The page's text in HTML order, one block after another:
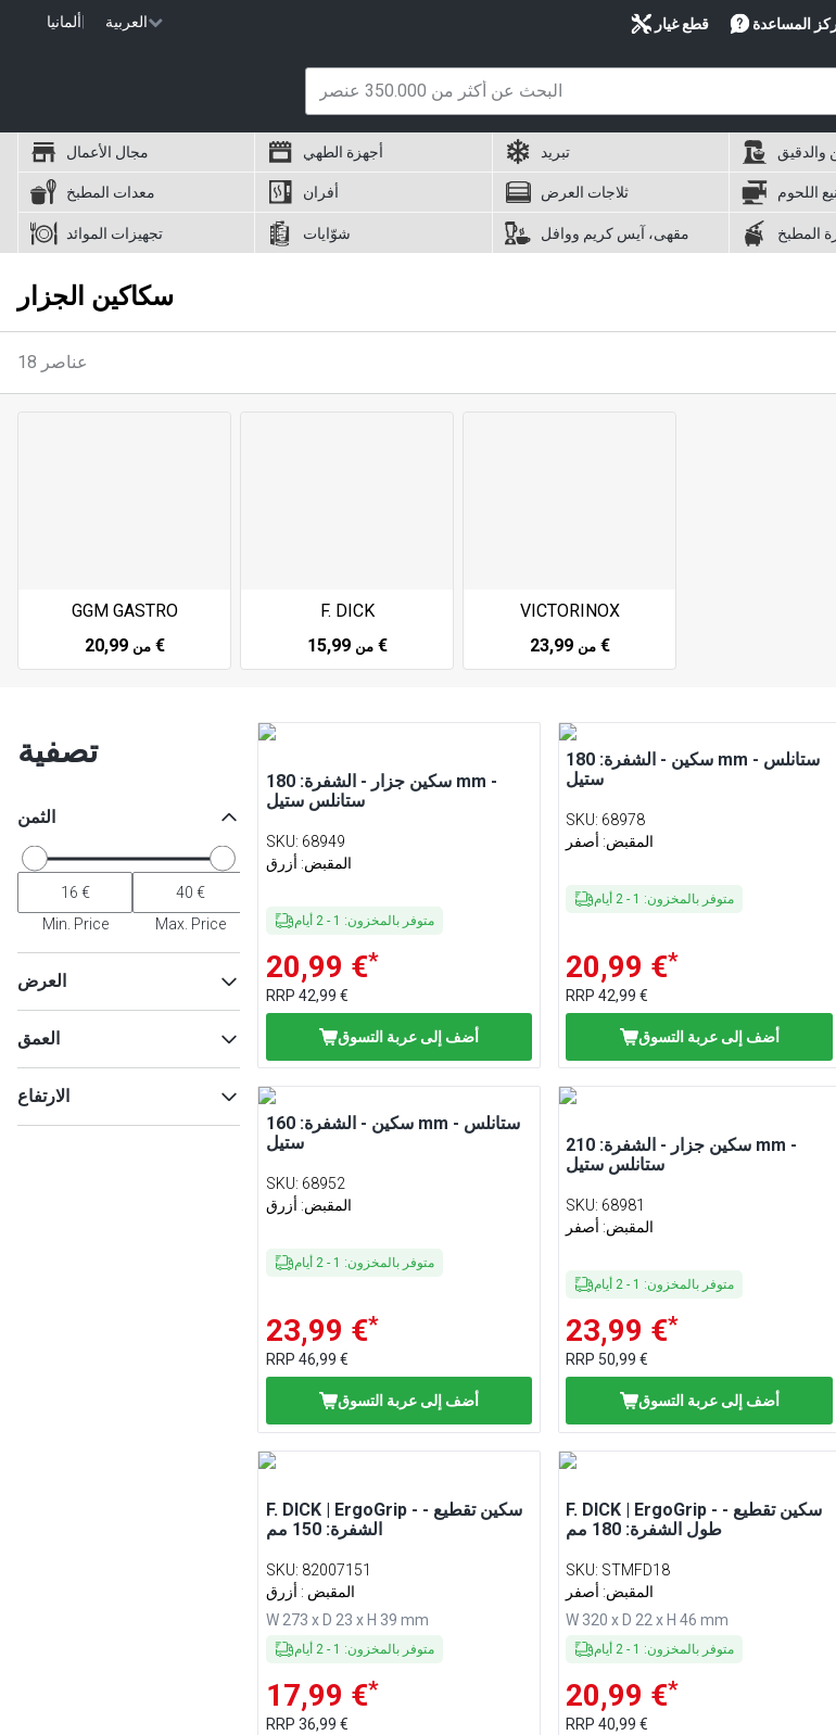
ألمانيا العربية قطع غيار المساعدة
مجال الأعمال أجهزة الطهي تبريد والدقيق
معدات المطبخ أفران ثلاجات العرض اللحوم
تجهيزات الموائد شوّايات مقهى، آيس كريم ووافل المطبخ
سكاكين الجزار
18 عناصر
GGM GASTRO
من20,99 €
F. DICK
من15,99 €
VICTORINOX
من23,99 €
تصفية
الثمن
Min. Price Max. Price
العرض
Min
العمق
الارتفاع
سكين جزار - الشفرة: 180 mm -
ستانلس ستيل
SKU: 68949
المقبض: أزرق
متوفر بالمخزون:
1
-
2 أيام
20,99 €*
RRP 42,99 €
أضف إلى عربة التسوق
سكين - الشفرة: 180 mm - ستانلس
ستيل
SKU: 68978
المقبض: أصفر
متوفر بالمخزون:
1
-
2 أيام
20,99 €*
RRP42,99 €
أضف إلى عربة التسوق
سكين - الشفرة: 160 mm - ستانلس
ستيل
SKU: 68952
المقبض: أزرق
متوفر بالمخزون:
1
-
2 أيام
23,99 €*
RRP 46,99 €
أضف إلى عربة التسوق
سكين جزار - الشفرة: 210 mm -
ستانلس ستيل
SKU: 68981
المقبض: أصفر
متوفر بالمخزون:
1
-
2 أيام
23,99 €*
RRP 50,99 €
أضف إلى عربة التسوق
F. DICK | ErgoGrip - سكين تقطيع -
الشفرة: 150 مم
SKU: 82007151
المقبض : أزرق
W 273 x D 23 x H 39 mm
متوفر بالمخزون:
1
-
2 أيام
17,99 €*
RRP 36,99 €
F. DICK | ErgoGrip - سكين تقطيع -
طول الشفرة: 180 مم
SKU: STMFD18
المقبض: أصفر
W 320 x D 22 x H 46 mm
متوفر بالمخزون:
1
-
2 أيام
20,99 €*
RRP40,99 €